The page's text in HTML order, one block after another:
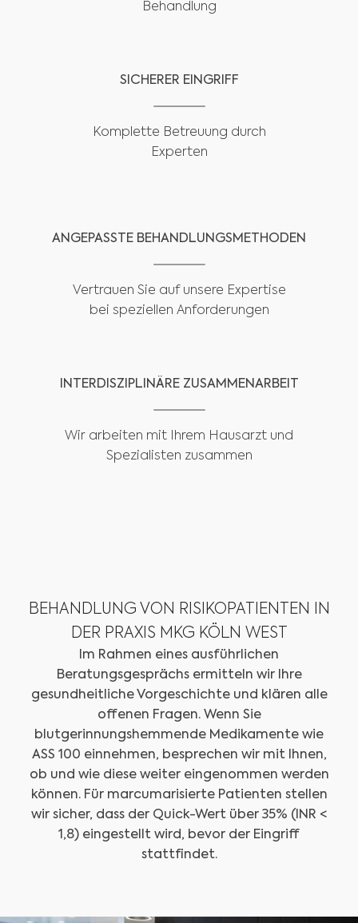
Behandlung
SICHERER EINGRIFF
Komplette Betreuung durch
Experten
ANGEPASSTE BEHANDLUNGSMETHODEN
Vertrauen Sie auf unsere Expertise
bei speziellen Anforderungen
INTERDISZIPLINÄRE ZUSAMMENARBEIT
Wir arbeiten mit Ihrem Hausarzt und
Spezialisten zusammen
BEHANDLUNG VON RISIKOPATIENTEN IN
DER PRAXIS MKG KÖLN WEST
Im Rahmen eines ausführlichen
Beratungsgesprächs ermitteln wir Ihre
gesundheitliche Vorgeschichte und klären alle
offenen Fragen. Wenn Sie
blutgerinnungshemmende Medikamente wie
ASS 100 einnehmen, besprechen wir mit Ihnen,
ob und wie diese weiter eingenommen werden
können. Für marcumarisierte Patienten stellen
wir sicher, dass der Quick-Wert über 35% (INR <
1,8) eingestellt wird, bevor der Eingriff
stattfindet.